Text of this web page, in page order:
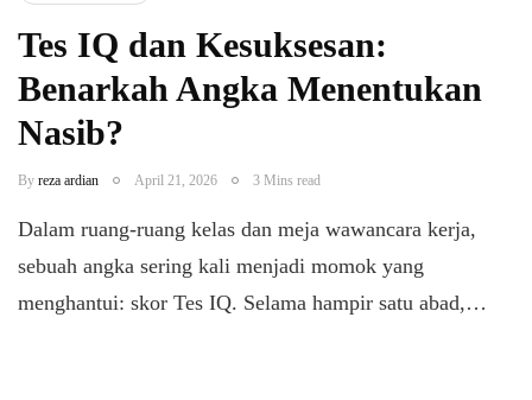
Tes IQ dan Kesuksesan:
Benarkah Angka Menentukan
Nasib?
By reza ardian April 21, 2026 3 Mins read
Dalam ruang-ruang kelas dan meja wawancara kerja,
sebuah angka sering kali menjadi momok yang
menghantui: skor Tes IQ. Selama hampir satu abad,…